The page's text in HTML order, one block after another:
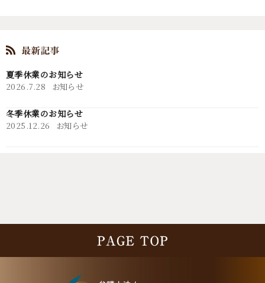
2026.7.28 お知らせ
夏季休業のお知らせ
2025.12.26 お知らせ
冬季休業のお知らせ